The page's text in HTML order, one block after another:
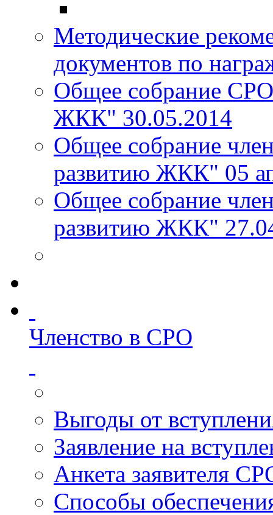
Методические
документов по
Общее собрание
ЖКК" 30.05.2014
Общее собрание
развитию ЖКК" 05
Общее собрание
развитию ЖКК"
Членство в СРО
Выгоды от
Заявление на
Анкета заявителя
Способы